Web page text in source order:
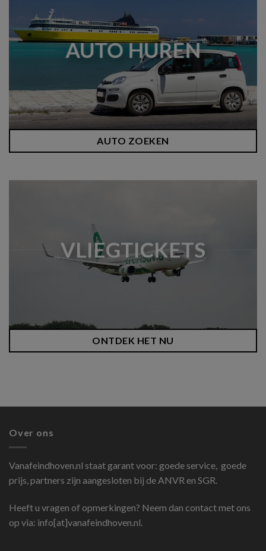
AUTO HUREN
AUTO ZOEKEN
VLIEGTICKETS
ONTDEK HET NU
Over ons
Vanafeindhoven.nl staat garant voor: goede service, goede
prijs, partners zijn aangesloten bij de ANVR en SGR.
Heeft u vragen of opmerkingen? Neem dan contact met ons
op via: info[at]vanafeindhoven.nl.